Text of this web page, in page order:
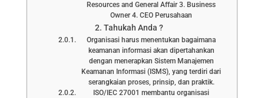
Resources and General Affair 3. Business
Owner 4. CEO Perusahaan
Tahukah Anda ?
Organisasi harus menentukan bagaimana
keamanan informasi akan dipertahankan
dengan menerapkan Sistem Manajemen
Keamanan Informasi (ISMS), yang terdiri dari
serangkaian proses, prinsip, dan praktik.
ISO/IEC 27001 membantu organisasi